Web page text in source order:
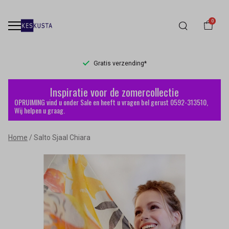
0
Gratis verzending*
Salto
Sjaal
Chiara
Keskusta
Inspiratie voor de zomercollectie
OPRUIMING vind u onder Sale en heeft u vragen bel gerust 0592-313510,
Wij helpen u graag.
Home Salto Sjaal Chiara